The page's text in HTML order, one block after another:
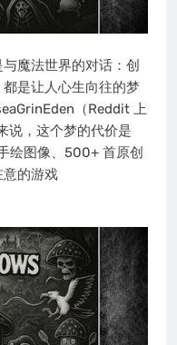
魔法世界的对话：创
是让人心生向往的梦
（Reddit 上
说，这个梦的代价是
绘图像、500+ 首原创
的游戏